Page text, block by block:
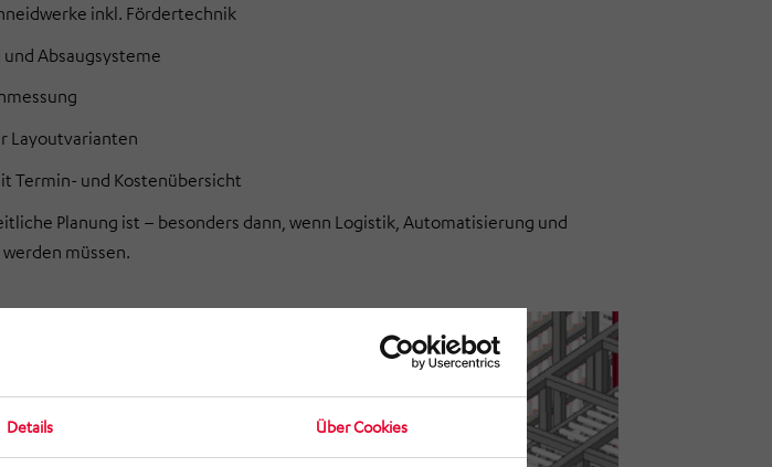
Details Über Cookies
inkl. Fördertechnik
Absaugsysteme
Layoutvarianten
Termin- und Kostenübersicht
Planung ist – besonders dann, wenn Logistik, Automatisierung und
müssen.